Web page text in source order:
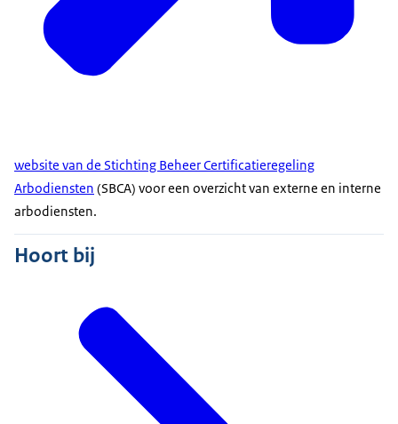
website van de Stichting Beheer Certificatieregeling
Arbodiensten (SBCA) voor een overzicht van externe en interne
arbodiensten.
Hoort bij